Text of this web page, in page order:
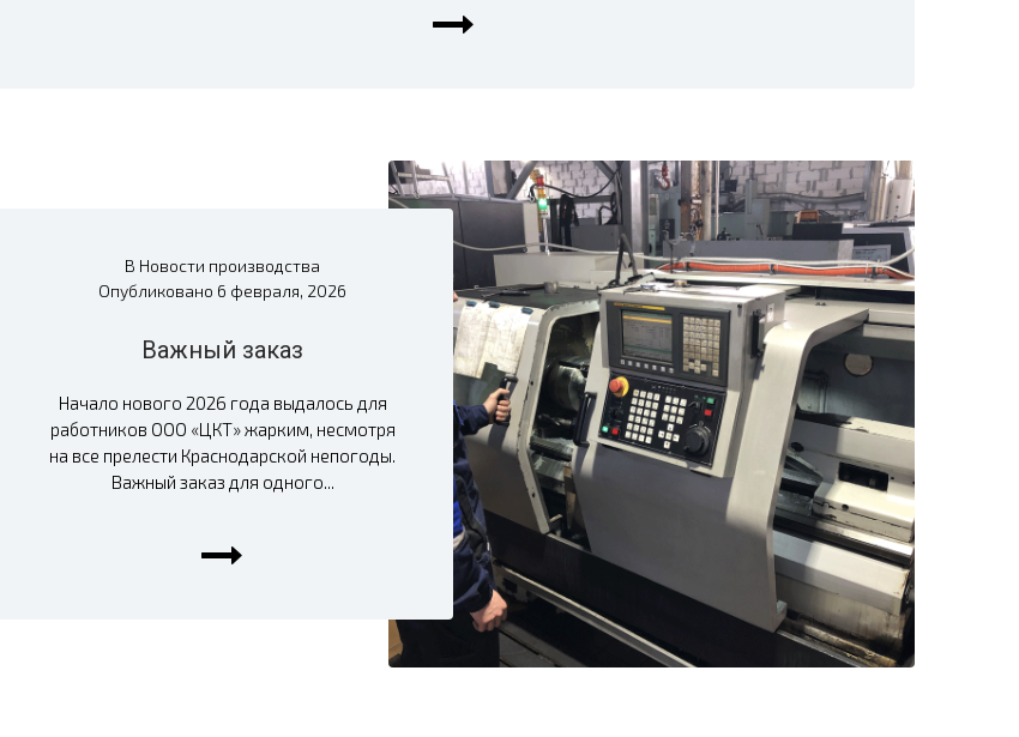
В Новости производства
Опубликовано 6 февраля, 2026
Важный заказ
Начало нового 2026 года выдалось для
работников ООО «ЦКТ» жарким, несмотря
на все прелести Краснодарской непогоды.
Важный заказ для одного...